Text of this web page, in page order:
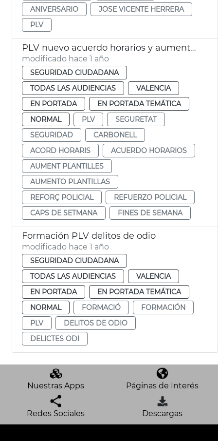
ANIVERSARIO
JOSE VICENTE HERRERA
PLV
PLV nuevo acuerdo horarios y aumento efectivos fines semana
modificado hace 1 año
SEGURIDAD CIUDADANA
TODAS LAS AUDIENCIAS
VALENCIA
EN PORTADA
EN PORTADA TEMÁTICA
NORMAL
PLV
SEGURETAT
SEGURIDAD
CARBONELL
ACORD HORARIS
ACUERDO HORARIOS
AUMENT PLANTILLES
AUMENTO PLANTILLAS
REFORÇ POLICIAL
REFUERZO POLICIAL
CAPS DE SETMANA
FINES DE SEMANA
Formación PLV delitos de odio
modificado hace 1 año
SEGURIDAD CIUDADANA
TODAS LAS AUDIENCIAS
VALENCIA
EN PORTADA
EN PORTADA TEMÁTICA
NORMAL
FORMACIÓ
FORMACIÓN
PLV
DELITOS DE ODIO
DELICTES ODI
Nuestras Apps Páginas de Interés
Redes Sociales Descargas